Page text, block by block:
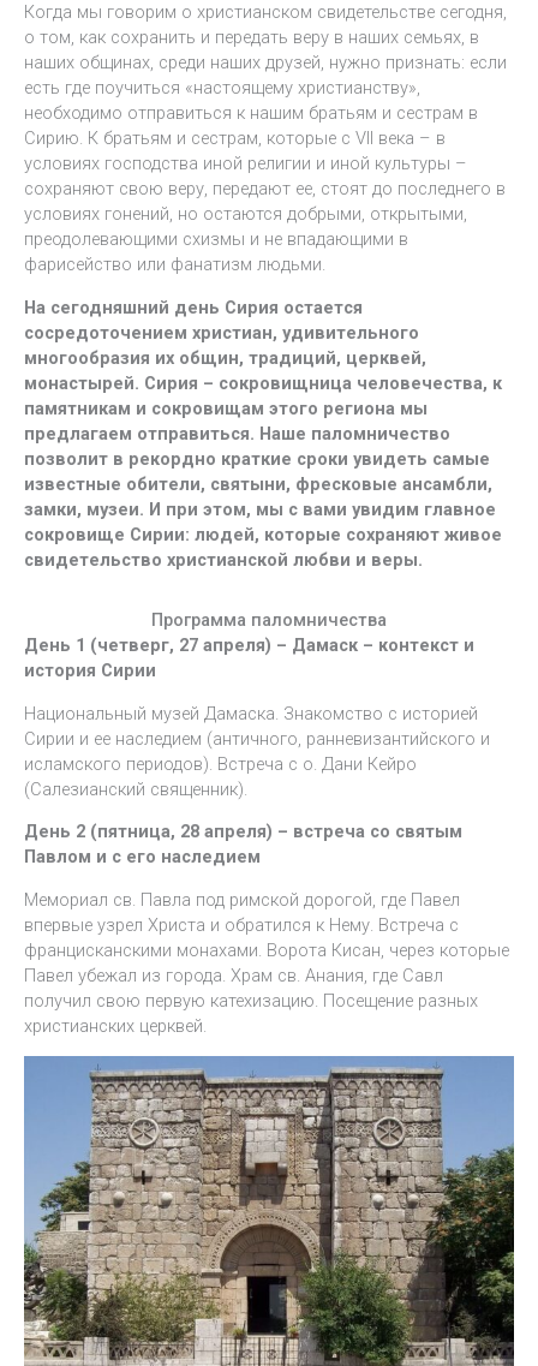
Когда мы говорим о христианском свидетельстве сегодня,
о том, как сохранить и передать веру в наших семьях, в
наших общинах, среди наших друзей, нужно признать: если
есть где поучиться «настоящему христианству»,
необходимо отправиться к нашим братьям и сестрам в
Сирию. К братьям и сестрам, которые с VII века – в
условиях господства иной религии и иной культуры –
сохраняют свою веру, передают ее, стоят до последнего в
условиях гонений, но остаются добрыми, открытыми,
преодолевающими схизмы и не впадающими в
фарисейство или фанатизм людьми.
На сегодняшний день Сирия остается
сосредоточением христиан, удивительного
многообразия их общин, традиций, церквей,
монастырей. Сирия – сокровищница человечества, к
памятникам и сокровищам этого региона мы
предлагаем отправиться. Наше паломничество
позволит в рекордно краткие сроки увидеть самые
известные обители, святыни, фресковые ансамбли,
замки, музеи. И при этом, мы с вами увидим главное
сокровище Сирии: людей, которые сохраняют живое
свидетельство христианской любви и веры.
Программа паломничества
День 1 (четверг, 27 апреля) – Дамаск – контекст и
история Сирии
Национальный музей Дамаска. Знакомство с историей
Сирии и ее наследием (античного, ранневизантийского и
исламского периодов). Встреча с о. Дани Кейро
(Салезианский священник).
День 2 (пятница, 28 апреля) – встреча со святым
Павлом и с его наследием
Мемориал св. Павла под римской дорогой, где Павел
впервые узрел Христа и обратился к Нему. Встреча с
францисканскими монахами. Ворота Кисан, через которые
Павел убежал из города. Храм св. Анания, где Савл
получил свою первую катехизацию. Посещение разных
христианских церквей.